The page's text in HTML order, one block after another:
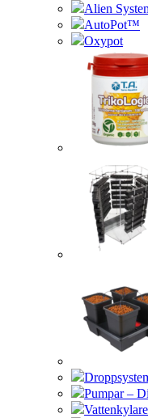
Alien
AutoPot™
Oxypot
Pumpar –
Vattenkylare